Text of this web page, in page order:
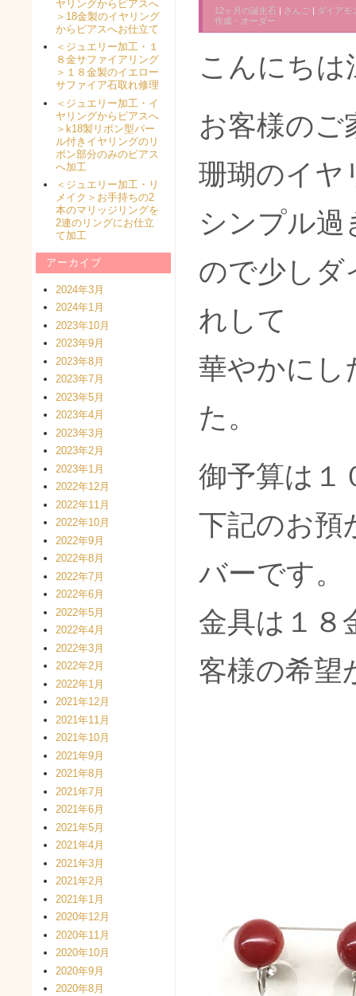
12ヶ月の誕生石 | さんご | ダイアモ
作成・オーダー
こんにちは
お客様のご
珊瑚のイヤ
シンプル過
ので少しダ
れして
華やかにし
た。
御予算は１
下記のお預
バーです。
金具は１８
客様の希望
ヤリングからピアスへ
＞18金製のイヤリング
からピアスへお仕立て
＜ジュエリー加工・１
８金サファイアリング
＞１８金製のイエロー
サファイア石取れ修理
＜ジュエリー加工・イ
ヤリングからピアスへ
＞k18製リボン型パー
ル付きイヤリングのリ
ボン部分のみのピアス
へ加工
＜ジュエリー加工・リ
メイク＞お手持ちの2
本のマリッジリングを
2連のリングにお仕立
て加工
アーカイブ
2024年3月
2024年1月
2023年10月
2023年9月
2023年8月
2023年7月
2023年5月
2023年4月
2023年3月
2023年2月
2023年1月
2022年12月
2022年11月
2022年10月
2022年9月
2022年8月
2022年7月
2022年6月
2022年5月
2022年4月
2022年3月
2022年2月
2022年1月
2021年12月
2021年11月
2021年10月
2021年9月
2021年8月
2021年7月
2021年6月
2021年5月
2021年4月
2021年3月
2021年2月
2021年1月
2020年12月
2020年11月
2020年10月
2020年9月
2020年8月